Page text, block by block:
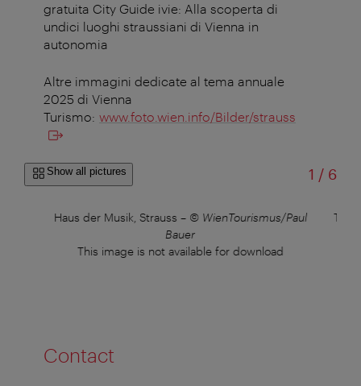
gratuita City Guide ivie: Alla scoperta di
undici luoghi straussiani di Vienna in
autonomia
Altre immagini dedicate al tema annuale
2025 di Vienna
Turismo: www.foto.wien.info/Bilder/strauss
Show all pictures 1 /of
6
Haus der Musik, Strauss – © WienTourismus/Paul
Bauer
This image is not available for download
Contact